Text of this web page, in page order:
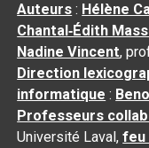
Auteurs : Hélène
Chantal‑Édith
Nadine Vincent,
Direction
informatique :
Professeurs
Université Laval,feu